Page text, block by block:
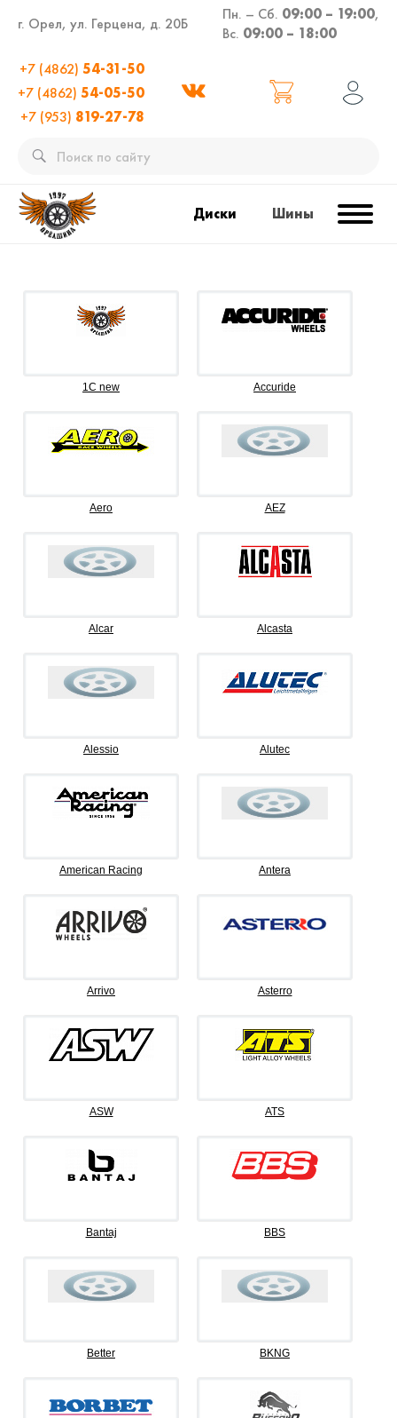
г. Орел, ул. Герцена, д. 20Б
Пн. – Сб. 09:00 – 19:00,
Вс. 09:00 – 18:00
+7 (4862) 54-31-50
+7 (4862) 54-05-50
+7 (953) 819-27-78
Диски Шины
1C new Accuride
Aero AEZ
Alcar Alcasta
Alessio Alutec
American Racing Antera
Arrivo Asterro
ASW ATS
Bantaj BBS
Better BKNG